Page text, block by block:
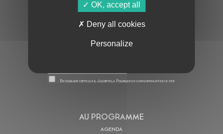
S'ABONNER À LA NEWSLETTER
En cochant cette case, j’accepte la Politique de confidentialitéde ce site
AU PROGRAMME
AGENDA
OK, accept all
Deny all cookies
Personalize